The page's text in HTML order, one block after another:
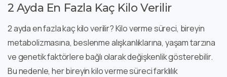
2 Ayda En Fazla Kaç Kilo Verilir
2 ayda en fazla kaç kilo verilir? Kilo verme süreci, bireyin
metabolizmasına, beslenme alışkanlıklarına, yaşam tarzına
ve genetik faktörlere bağlı olarak değişkenlik gösterebilir.
Bu nedenle, her bireyin kilo verme süreci farklılık